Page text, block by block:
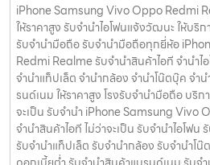
iPhone Samsung Vivo Oppo Redmi
ให้ราคาสูง รับจำนำไอโฟนแจ้งวัฒนะ ให้บริ
รับจำนำมือถือ รับจำนำมือถือทุกยี่ห้อ
Redmi Realme รับจำนำสินค้าไอที จำนำไ
จำนำแท็ปเล็ต จำนำกล้อง จำนำโน๊ตบุ๊ค จำ
รนด์เนม ให้ราคาสูง โรงรับจำนำมือถือ บริ
จะเป็น รับจำนำ iPhone Samsung Vivo
จำนำสินค้าไอที ไม่ว่าจะเป็น รับจำนำไอโฟ
รับจำนำแท็ปเล็ต รับจำนำกล้อง รับจำนำโน๊